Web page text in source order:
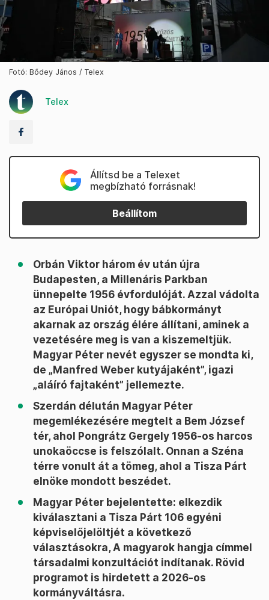
Fotó: Bődey János / Telex
Telex
Állítsd be a Telexet
megbízható forrásnak!
Beállítom
Orbán Viktor három év után újra
Budapesten, a Millenáris Parkban
ünnepelte 1956 évfordulóját. Azzal vádolta
az Európai Uniót, hogy bábkormányt
akarnak az ország élére állítani, aminek a
vezetésére meg is van a kiszemeltjük.
Magyar Péter nevét egyszer se mondta ki,
de „Manfred Weber kutyájaként”, igazi
„aláíró fajtaként” jellemezte.
Szerdán délután Magyar Péter
megemlékezésére megtelt a Bem József
tér, ahol Pongrátz Gergely 1956-os harcos
unokaöccse is felszólalt. Onnan a Széna
térre vonult át a tömeg, ahol a Tisza Párt
elnöke mondott beszédet.
Magyar Péter bejelentette: elkezdik
kiválasztani a Tisza Párt 106 egyéni
képviselőjelöltjét a következő
választásokra, A magyarok hangja címmel
társadalmi konzultációt indítanak. Rövid
programot is hirdetett a 2026-os
kormányváltásra.